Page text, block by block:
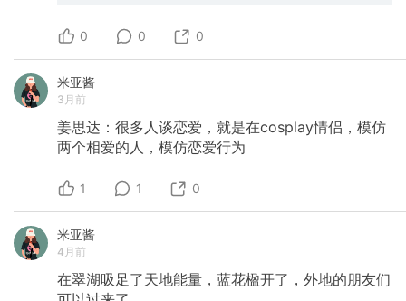
0 0 0
米亚酱
3月前
姜思达：很多人谈恋爱，就是在cosplay情侣，模仿
两个相爱的人，模仿恋爱行为
1 1 0
米亚酱
4月前
在翠湖吸足了天地能量，蓝花楹开了，外地的朋友们